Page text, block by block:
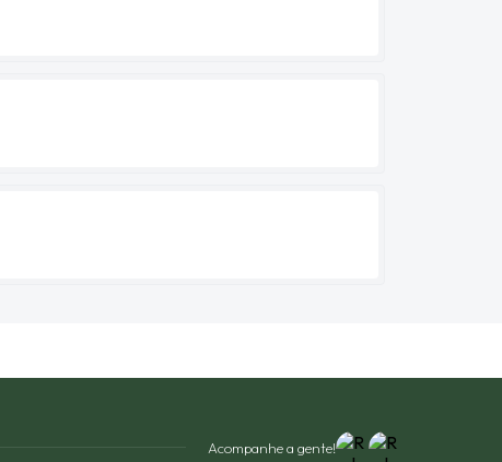
Acompanhe a gente!